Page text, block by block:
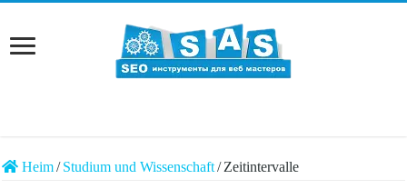
Heim/ Studium und Wissenschaft/ Zeitintervalle